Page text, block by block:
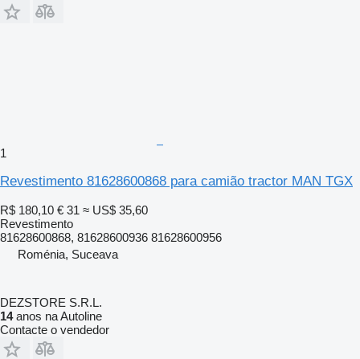
1
Revestimento 81628600868 para camião tractor MAN TGX
R$ 180,10 € 31 ≈ US$ 35,60
Revestimento
81628600868, 81628600936 81628600956
Roménia, Suceava
DEZSTORE S.R.L.
14anos na Autoline
Contacte o vendedor